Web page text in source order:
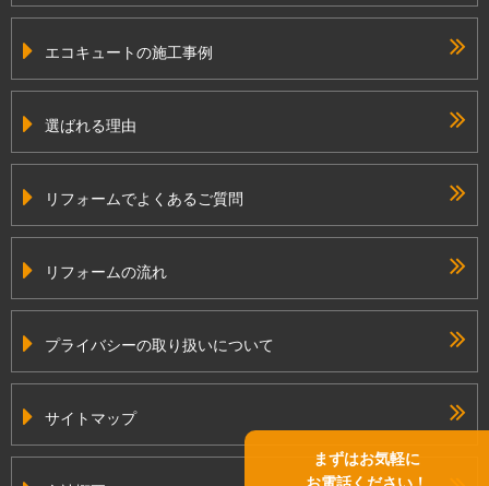
まずはお気軽に
エコキュートの施工事例
選ばれる理由
リフォームでよくあるご質問
リフォームの流れ
プライバシーの取り扱いについて
サイトマップ